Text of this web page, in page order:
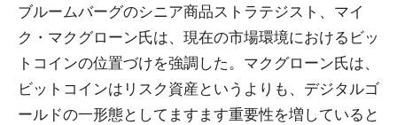
ブルームバーグのシニア商品ストラテジスト、マイ
ク・マクグローン氏は、現在の市場環境におけるビッ
トコインの位置づけを強調した。マクグローン氏は、
ビットコインはリスク資産というよりも、デジタルゴ
ールドの一形態としてますます重要性を増していると